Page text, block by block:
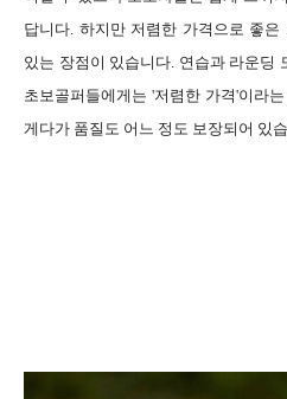
답니다. 하지만 저렴한 가격으로 좋
있는 장점이 있습니다. 연습과 라운딩
초보골퍼들에게는 '저렴한 가격'이라
게다가 품질도 어느 정도 보장되어 있